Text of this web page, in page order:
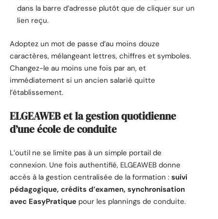
dans la barre d’adresse plutôt que de cliquer sur un
lien reçu.
Adoptez un mot de passe d’au moins douze
caractères, mélangeant lettres, chiffres et symboles.
Changez-le au moins une fois par an, et
immédiatement si un ancien salarié quitte
l’établissement.
ELGEAWEB et la gestion quotidienne
d’une école de conduite
L’outil ne se limite pas à un simple portail de
connexion. Une fois authentifié, ELGEAWEB donne
accès à la gestion centralisée de la formation : suivi
pédagogique, crédits d’examen, synchronisation
avec EasyPratique pour les plannings de conduite.